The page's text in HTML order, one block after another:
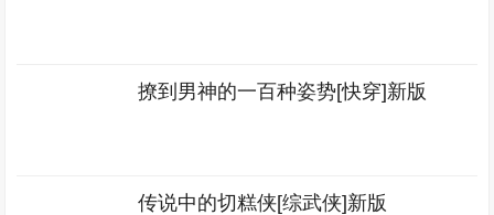
撩到男神的一百种姿势[快穿]新版
传说中的切糕侠[综武侠]新版